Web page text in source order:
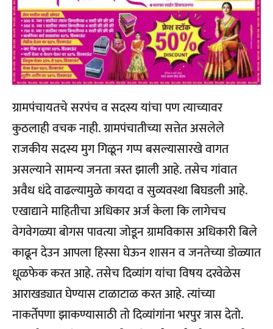
ग्रामपंचायतचे सरपंच व सदस्य यांचा पण त्याच्यावर
कुठलाही वचक नाही. ग्रामपंचातीच्या सत्तेत असलेले
राजकीय सदस्य मुग गिळून गप्प बसल्यासारखे वागत
असल्याने सामन्य जनता त्रस्त झाली आहे. तसेच गांवात
अवैध धंदे वाढल्यामुळे कायदा व सुव्यवस्था बिघडली आहे.
एखाद्याने माहितीचा अधिकार अर्ज केला कि लागेचच
वेगवेगळ्या बोगस पावत्या जोडून ग्रामविकास अधिकारी बिले
काढून देउन आपला हिस्सा घेऊन शासन व जनतेच्या डोळ्यात
धूळफेक करत आहे. तसेच दिव्यांग यांचा विषय दरवेळेस
आराखड्यात घेण्यास टाळाटाळ करत आहे. त्यांच्या
नाकर्तेपणा झाकण्यासाठी तो दिव्यांगांना भरपुर त्रास देतो.